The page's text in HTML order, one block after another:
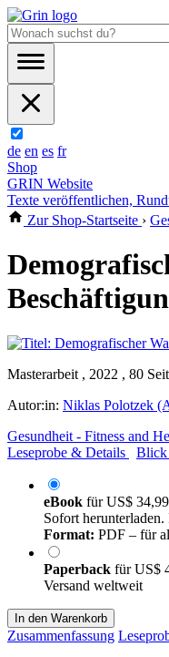
de en es fr
Shop
GRIN Website
Texte veröffentlichen,
Zur Shop-Startseite ›
Masterarbeit , 2022 , 80
Autor:in: Niklas Polotzek
Gesundheit - Fitness and
Leseprobe & Details
Blick
eBook fürUS$ 34,99
Sofort
Format: PDF – für
Paperback fürUS$
Versand weltweit
In den Warenkorb
Zusammenfassung